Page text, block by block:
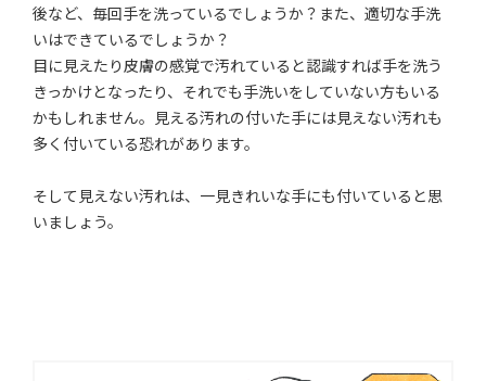
後など、毎回手を洗っているでしょうか？また、適切な手洗
いはできているでしょうか？
目に見えたり皮膚の感覚で汚れていると認識すれば手を洗う
きっかけとなったり、それでも手洗いをしていない方もいる
かもしれません。見える汚れの付いた手には見えない汚れも
多く付いている恐れがあります。
そして見えない汚れは、一見きれいな手にも付いていると思
いましょう。